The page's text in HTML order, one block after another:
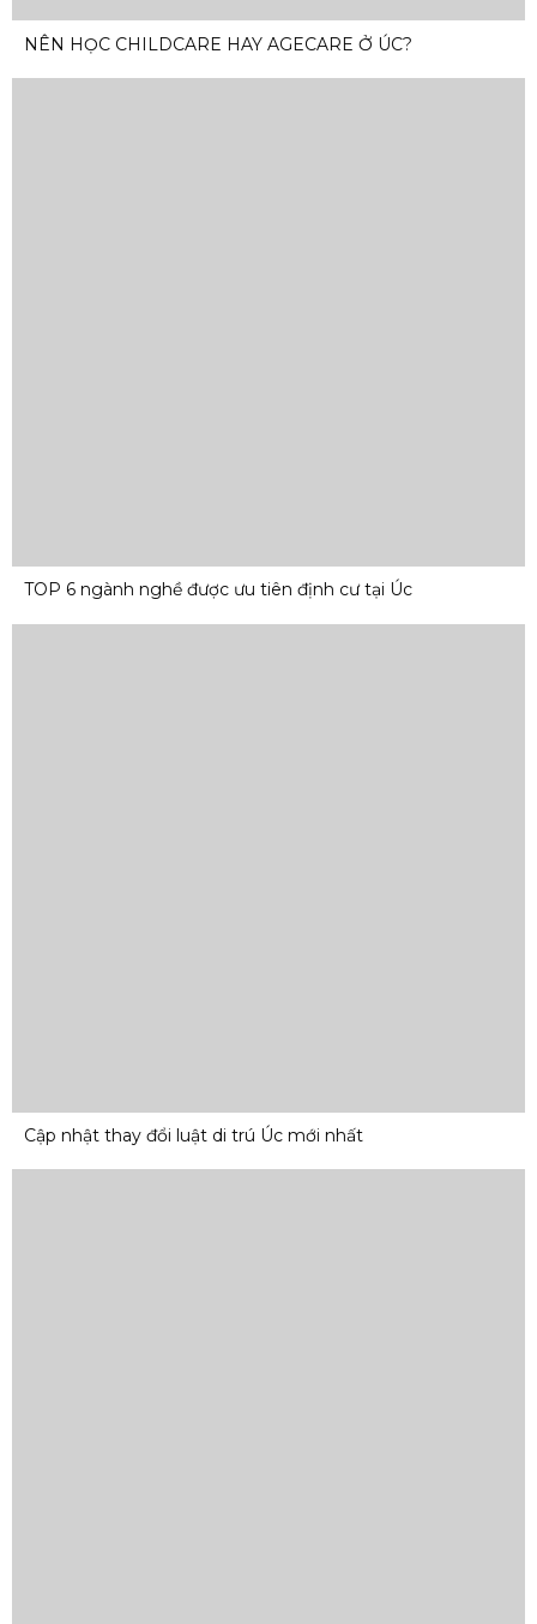
NÊN HỌC CHILDCARE HAY AGECARE Ở ÚC?
TOP 6 ngành nghề được ưu tiên định cư tại Úc
Cập nhật thay đổi luật di trú Úc mới nhất